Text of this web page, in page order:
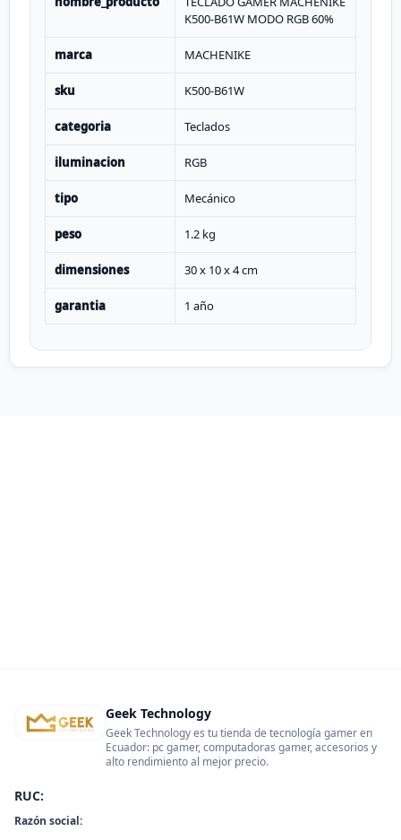
K500-B61W MODO RGB 60%
marca MACHENIKE
sku K500-B61W
categoria Teclados
iluminacion RGB
tipo Mecánico
peso 1.2 kg
dimensiones 30 x 10 x 4 cm
garantia 1 año
Geek Technology
Geek Technology es tu tienda de tecnología gamer en
Ecuador: pc gamer, computadoras gamer, accesorios y
alto rendimiento al mejor precio.
RUC:
Razón social: